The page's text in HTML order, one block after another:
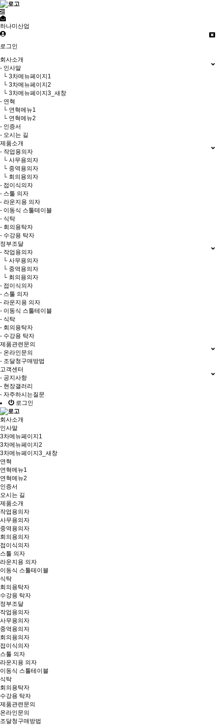
하나미산업
로그인
회사소개
- 인사말
└ 3차메뉴페이지1
└ 3차메뉴페이지2
└ 3차메뉴페이지3_새창
- 연혁
└ 연혁메뉴1
└ 연혁메뉴2
- 인증서
- 오시는 길
제품소개
- 작업용의자
└ 사무용의자
└ 중역용의자
└ 회의용의자
- 접이식의자
- 스툴 의자
- 라운지용 의자
- 이동식 스툴테이블
- 식탁
- 회의용탁자
- 수강용 탁자
정부조달
- 작업용의자
└ 사무용의자
└ 중역용의자
└ 회의용의자
- 접이식의자
- 스툴 의자
- 라운지용 의자
- 이동식 스툴테이블
- 식탁
- 회의용탁자
- 수강용 탁자
제품관련문의
- 온라인문의
- 조달청구매방법
고객센터
- 공지사항
- 현장갤러리
- 자주하시는질문
로그인
회사소개
인사말
3차메뉴페이지1
3차메뉴페이지2
3차메뉴페이지3_새창
연혁
연혁메뉴1
연혁메뉴2
인증서
오시는 길
제품소개
작업용의자
사무용의자
중역용의자
회의용의자
접이식의자
스툴 의자
라운지용 의자
이동식 스툴테이블
식탁
회의용탁자
수강용 탁자
정부조달
작업용의자
사무용의자
중역용의자
회의용의자
접이식의자
스툴 의자
라운지용 의자
이동식 스툴테이블
식탁
회의용탁자
수강용 탁자
제품관련문의
온라인문의
조달청구매방법